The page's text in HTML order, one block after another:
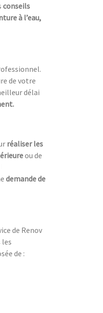
conseils
à l’eau,
de votre
délai
réaliser les
ou de
demande de
de Renov
les
de :